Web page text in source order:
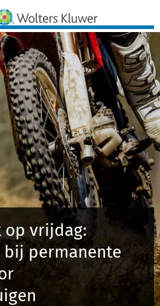
Databank
op vrijdag:
bij permanente